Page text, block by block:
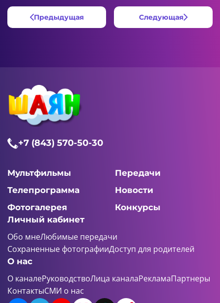
Предыдущая Следующая
+7 (843) 570-50-30
Мультфильмы
Передачи
Телепрограмма
Новости
Фотогалерея
Конкурсы
Личный кабинет
Обо мнеЛюбимые передачи
Сохраненные фотографииДоступ для родителей
О нас
О каналеРуководствоЛица каналаРекламаПартнеры
КонтактыСМИ о нас